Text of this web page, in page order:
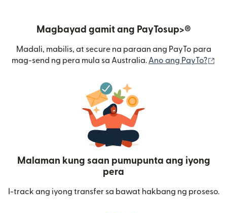
Magbayad gamit ang PayTosup>®
Madali, mabilis, at secure na paraan ang PayTo para
mag-send ng pera mula sa Australia. Ano ang PayTo?
Malaman kung saan pumupunta ang iyong
pera
I-track ang iyong transfer sa bawat hakbang ng proseso.